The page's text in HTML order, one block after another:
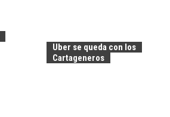
Uber se queda con los
Cartageneros